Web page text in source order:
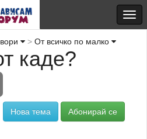
От всичко по малко
каде?
Нова тема Абонирай се